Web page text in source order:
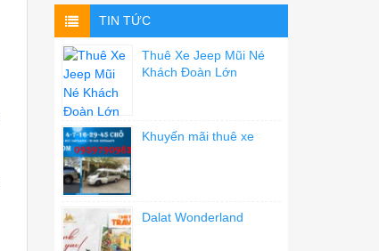
TIN TỨC
Thuê Xe Jeep Mũi Né
Khách Đoàn Lớn
Khuyến mãi thuê xe
Dalat Wonderland